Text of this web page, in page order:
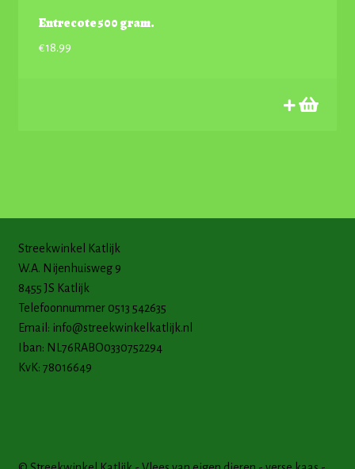
Entrecote 500 gram.
€18.99
Streekwinkel Katlijk
W.A. Nijenhuisweg 9
8455 JS Katlijk
Telefoonnummer 0513 542635
Email: info@streekwinkelkatlijk.nl
Iban: NL76RABO0330752294
KvK: 78016649